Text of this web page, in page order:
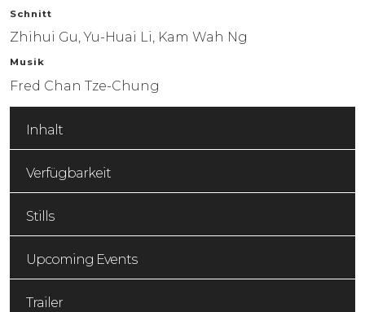
Schnitt
Zhihui Gu, Yu-Huai Li, Kam Wah Ng
Musik
Fred Chan Tze-Chung
Inhalt
Verfügbarkeit
Stills
Upcoming Events
Trailer